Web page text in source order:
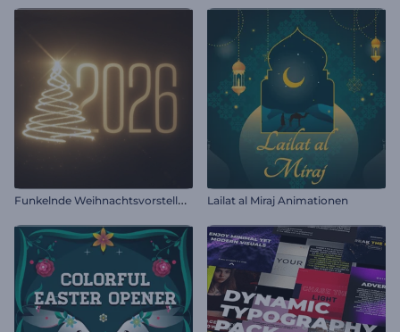
F
unkelnde Weihnachtsvorstellung Lailat al Miraj Animationen